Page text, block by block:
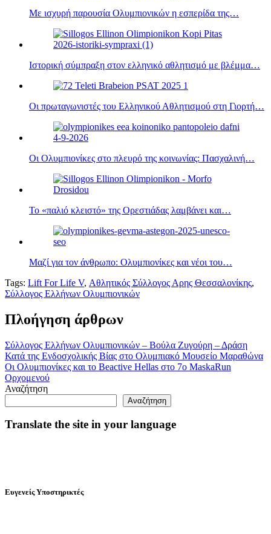
Με ισχυρή παρουσία Ολυμπιονικών η εσπερίδα της…
Ιστορική σύμπραξη στον ελληνικό αθλητισμό με βλέμμα…
Οι πρωταγωνιστές του Ελληνικού Αθλητισμού στη Γιορτή…
Οι Ολυμπιονίκες στο πλευρό της κοινωνίας: Πασχαλινή…
Το «παλιό κλειστό» της Ορεστιάδας λαμβάνει και…
Μαζί για τον άνθρωπο: Ολυμπιονίκες και νέοι του…
Tags: Lift For Life V, Αθλητικός Σύλλογος Αρης Θεσσαλονίκης,
Σύλλογος Ελλήνων Ολυμπιονικών
Πλοήγηση άρθρων
Σύλλογος Ελλήνων Ολυμπιονικών – Βούλα Ζυγούρη – Δράση
Κατά της Ενδοσχολικής Βίας στο Ολυμπιακό Μουσείο Μαραθώνα
Οι Ολυμπιονίκες και το Beactive Hellas στο 7ο MaskaRun
Ορχομενού
Αναζήτηση
Αναζήτηση
Translate the site in your language
Ευγενείς Υποστηρικτές